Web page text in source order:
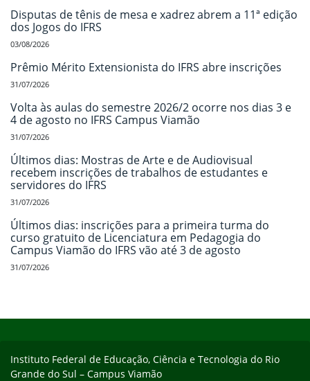
Disputas de tênis de mesa e xadrez abrem a 11ª edição
dos Jogos do IFRS
03/08/2026
Prêmio Mérito Extensionista do IFRS abre inscrições
31/07/2026
Volta às aulas do semestre 2026/2 ocorre nos dias 3 e
4 de agosto no IFRS Campus Viamão
31/07/2026
Últimos dias: Mostras de Arte e de Audiovisual
recebem inscrições de trabalhos de estudantes e
servidores do IFRS
31/07/2026
Últimos dias: inscrições para a primeira turma do
curso gratuito de Licenciatura em Pedagogia do
Campus Viamão do IFRS vão até 3 de agosto
31/07/2026
Instituto Federal de Educação, Ciência e Tecnologia do Rio
Grande do Sul – Campus Viamão